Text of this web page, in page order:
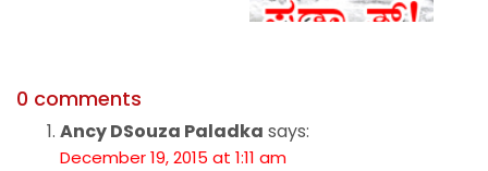
0 comments
Ancy DSouza Paladka says:
December 19, 2015 at 1:11 am